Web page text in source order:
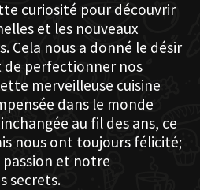
curiosité pour découvrir
et les nouveaux
Cela nous a donné le désir
de perfectionner nos
merveilleuse cuisine
dans le monde
au fil des ans, ce
nous ont toujours félicité;
passion et notre
secrets.